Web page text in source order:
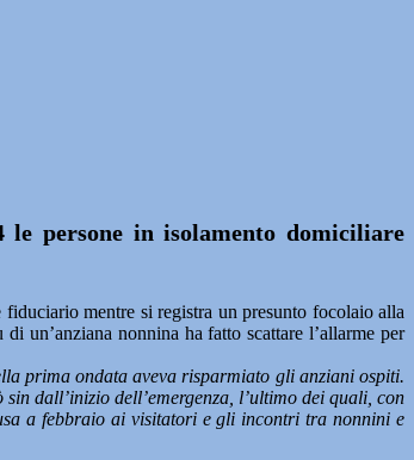
persone in isolamento domiciliare
mentre si registra un presunto focolaio alla
un’anziana nonnina ha fatto scattare l’allarme per
prima ondata aveva risparmiato gli anziani ospiti.
dall’inizio dell’emergenza, l’ultimo dei quali, con
a febbraio ai visitatori e gli incontri tra nonnini e